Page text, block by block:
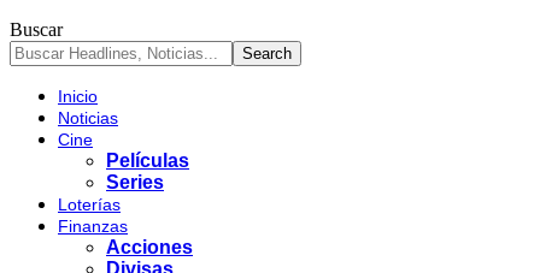
Buscar
Inicio
Noticias
Cine
Películas
Series
Loterías
Finanzas
Acciones
Divisas